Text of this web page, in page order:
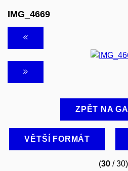
IMG_4669
ZPĚT NA
VĚTŠÍ FORMÁT
(30 / 30)